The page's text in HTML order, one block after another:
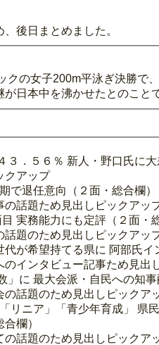
後日まとめました。
クの女子200m平泳ぎ決勝で
が日本中を沸かせたとのこと
３．５６％ 新人・野口氏に大
クアップ
で退任意向（２面・総合欄）
話題ため見出しピックアッ
実務能力にも定評（２面・
題のため見出しピックアッ
が希望持てる県に 阿部氏イ
インタビュー記事ため見出
」に 最大会派・自民への知
話題のため見出しピックア
リニア」「青少年育成」
欄）
話題のため見出しピックア